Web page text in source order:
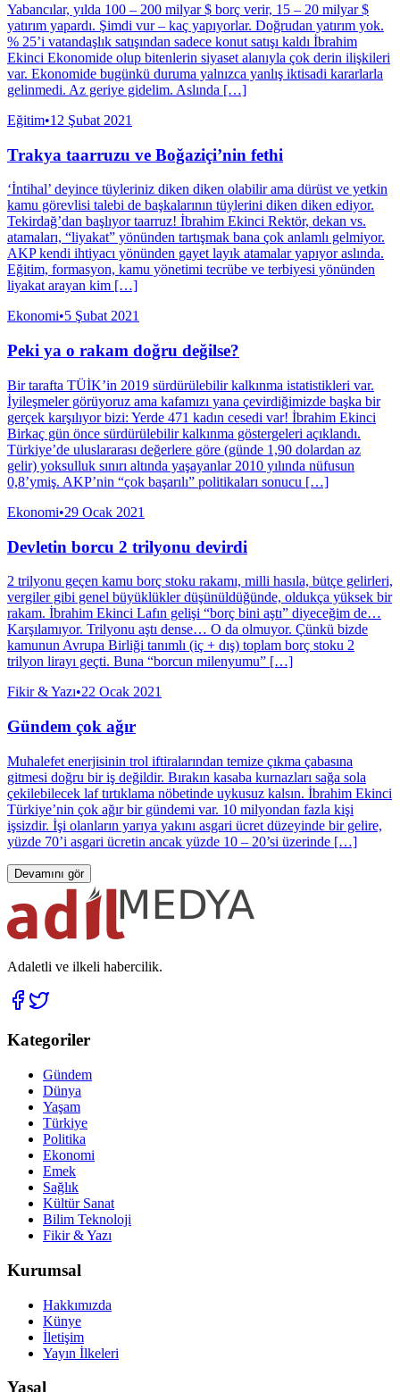
Yabancılar, yılda 100 – 200 milyar $ borç verir, 15 – 20 milyar $
yatırım yapardı. Şimdi vur – kaç yapıyorlar. Doğrudan yatırım yok.
% 25’i vatandaşlık satışından sadece konut satışı kaldı İbrahim
Ekinci Ekonomide olup bitenlerin siyaset alanıyla çok derin ilişkileri
var. Ekonomide bugünkü duruma yalnızca yanlış iktisadi kararlarla
gelinmedi. Az geriye gidelim. Aslında […]
Eğitim•12 Şubat 2021
Trakya taarruzu ve Boğaziçi’nin fethi
‘İntihal’ deyince tüyleriniz diken diken olabilir ama dürüst ve yetkin
kamu görevlisi talebi de başkalarının tüylerini diken diken ediyor.
Tekirdağ’dan başlıyor taarruz! İbrahim Ekinci Rektör, dekan vs.
atamaları, “liyakat” yönünden tartışmak bana çok anlamlı gelmiyor.
AKP kendi ihtiyacı yönünden gayet layık atamalar yapıyor aslında.
Eğitim, formasyon, kamu yönetimi tecrübe ve terbiyesi yönünden
liyakat arayan kim […]
Ekonomi•5 Şubat 2021
Peki ya o rakam doğru değilse?
Bir tarafta TÜİK’in 2019 sürdürülebilir kalkınma istatistikleri var.
İyileşmeler görüyoruz ama kafamızı yana çevirdiğimizde başka bir
gerçek karşılıyor bizi: Yerde 471 kadın cesedi var! İbrahim Ekinci
Birkaç gün önce sürdürülebilir kalkınma göstergeleri açıklandı.
Türkiye’de uluslararası değerlere göre (günde 1,90 dolardan az
gelir) yoksulluk sınırı altında yaşayanlar 2010 yılında nüfusun
0,8’ymiş. AKP’nin “çok başarılı” politikaları sonucu […]
Ekonomi•29 Ocak 2021
Devletin borcu 2 trilyonu devirdi
2 trilyonu geçen kamu borç stoku rakamı, milli hasıla, bütçe gelirleri,
vergiler gibi genel büyüklükler düşünüldüğünde, oldukça yüksek bir
rakam. İbrahim Ekinci Lafın gelişi “borç bini aştı” diyeceğim de…
Karşılamıyor. Trilyonu aştı dense… O da olmuyor. Çünkü bizde
kamunun Avrupa Birliği tanımlı (iç + dış) toplam borç stoku 2
trilyon lirayı geçti. Buna “borcun milenyumu” […]
Fikir & Yazı•22 Ocak 2021
Gündem çok ağır
Muhalefet enerjisinin trol iftiralarından temize çıkma çabasına
gitmesi doğru bir iş değildir. Bırakın kasaba kurnazları sağa sola
çekilebilecek laf tırtıklama nöbetinde uykusuz kalsın. İbrahim Ekinci
Türkiye’nin çok ağır bir gündemi var. 10 milyondan fazla kişi
işsizdir. İşi olanların yarıya yakını asgari ücret düzeyinde bir gelire,
yüzde 70’i asgari ücretin ancak yüzde 10 – 20’si üzerinde […]
Devamını gör
Adaletli ve ilkeli habercilik.
Kategoriler
Gündem
Dünya
Yaşam
Türkiye
Politika
Ekonomi
Emek
Sağlık
Kültür Sanat
Bilim Teknoloji
Fikir & Yazı
Kurumsal
Hakkımızda
Künye
İletişim
Yayın İlkeleri
Yasal